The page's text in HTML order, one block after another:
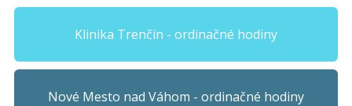
Klinika Trenčín - ordinačné hodiny
Nové Mesto nad Váhom - ordinačné hodiny